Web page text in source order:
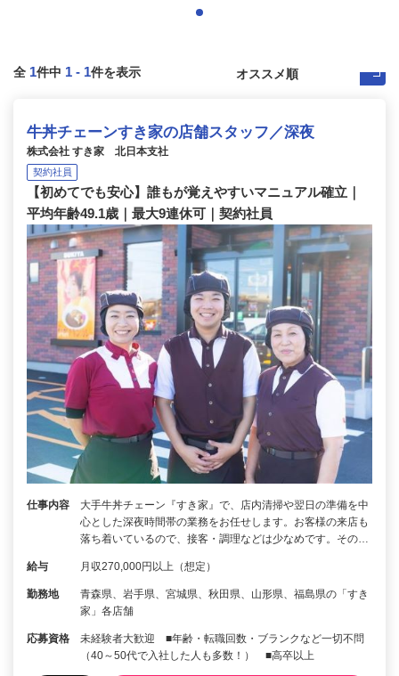
全 1件中 1 - 1件を表示
牛丼チェーンすき家の店舗スタッフ／深夜
株式会社 すき家 北日本支社
契約社員
【初めてでも安心】誰もが覚えやすいマニュアル確立｜
平均年齢49.1歳｜最大9連休可｜契約社員
仕事内容
大手牛丼チェーン『すき家』で、店内清掃や翌日の準備を中
心とした深夜時間帯の業務をお任せします。お客様の来店も
落ち着いているので、接客・調理などは少なめです。その…
給与 月収270,000円以上（想定）
勤務地
青森県、岩手県、宮城県、秋田県、山形県、福島県の「すき
家」各店舗
応募資格
未経験者大歓迎 ■年齢・転職回数・ブランクなど一切不問
（40～50代で入社した人も多数！） ■高卒以上